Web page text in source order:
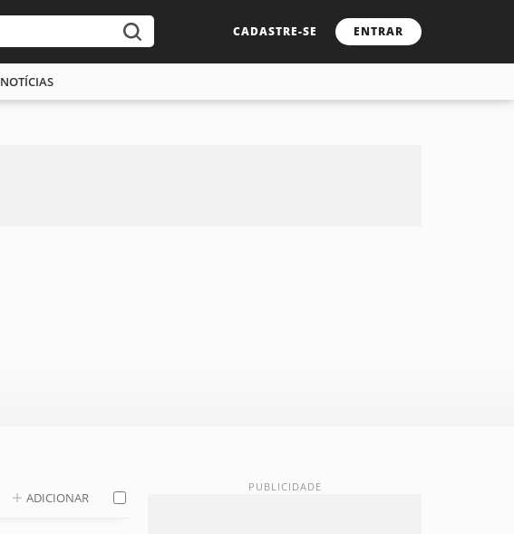
CADASTRE-SE ENTRAR
NOTÍCIAS
ADICIONAR